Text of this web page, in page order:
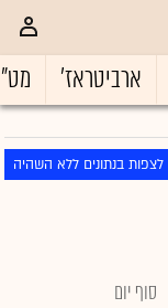
ארביטראז'
לצפות בנתונים ללא השהיה
סוף יום